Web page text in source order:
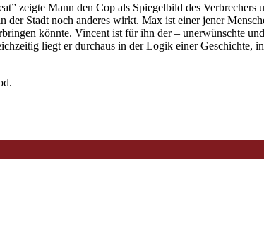
zeigte Mann den Cop als Spiegelbild des Verbrechers
Stadt noch anderes wirkt. Max ist einer jener
könnte. Vincent ist für ihn der – unerwünschte
liegt er durchaus in der Logik einer Geschichte,